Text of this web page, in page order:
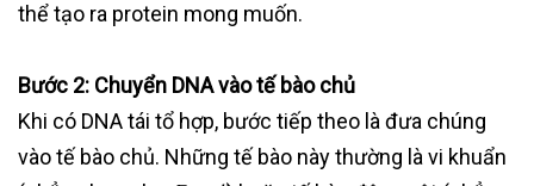
thể tạo ra protein mong muốn.
Bước 2: Chuyển DNA vào tế bào chủ
Khi có DNA tái tổ hợp, bước tiếp theo là đưa chúng
vào tế bào chủ. Những tế bào này thường là vi khuẩn